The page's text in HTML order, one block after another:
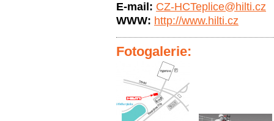
E-mail: CZ-HCTeplice@hilti.cz
WWW: http://www.hilti.cz
Fotogalerie: